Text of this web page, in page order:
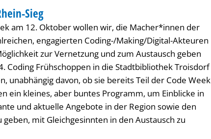
Sieg
am 12. Oktober wollen wir, die Macher*innen der
engagierten Coding-/Making/Digital-Akteuren
zur Vernetzung und zum Austausch geben
Coding Frühschoppen in die Stadtbibliothek Troisdorf
unabhängig davon, ob sie bereits Teil der Code Week
ein kleines, aber buntes Programm, um Einblicke in
und aktuelle Angebote in der Region sowie den
mit Gleichgesinnten in den Austausch zu